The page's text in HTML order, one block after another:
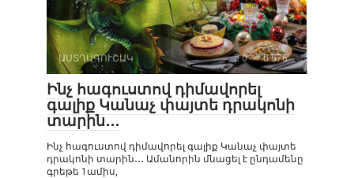
ԱՍՏՂԱԳՈՒՇԱԿ 0 576
Ինչ հագուստով դիմավորել
գալիք Կանաչ փայտե դրակոնի
տարին․․․
Ինչ հագուստով դիմավորել գալիք Կանաչ փայտե
դրակոնի տարին․․․ Ամանորին մնացել է ընդամենը
գրեթե 1ամիս,